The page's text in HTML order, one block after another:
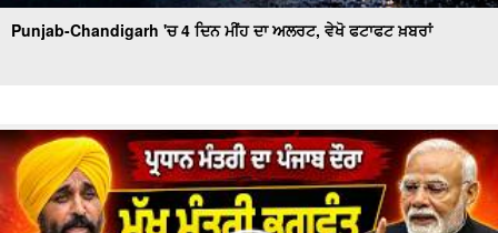
Punjab-Chandigarh 'ਚ 4 ਦਿਨ ਮੀਂਹ ਦਾ ਅਲਰਟ, ਵੇਖੋ ਫਟਾਫਟ ਖ਼ਬਰਾਂ